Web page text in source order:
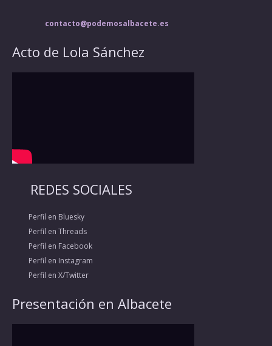
contacto@podemosalbacete.es
Acto de Lola Sánchez
REDES SOCIALES
Perfil en Bluesky
Perfil en Threads
Perfil en Facebook
Perfil en Instagram
Perfil en X/Twitter
Presentación en Albacete